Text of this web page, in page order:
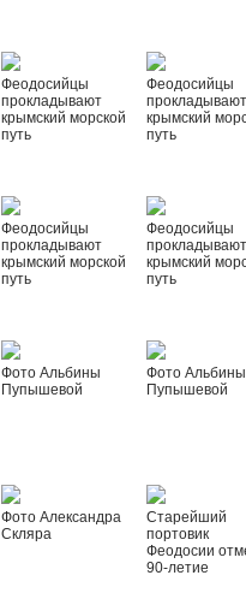
Феодосийцы
прокладывают
крымский морской
путь
Феодосийцы
крымский
путь
Феодосийцы
прокладывают
крымский морской
путь
Феодосийцы
крымский
путь
Фото Альбины
Пупышевой
Фото Альбины
Пупышевой
Фото Александра
Скляра
Старейший
портовик
Феодосии
90-летие